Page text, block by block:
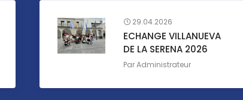
29.04.2026
ECHANGE VILLANUEVA
DE LA SERENA 2026
ParAdministrateur